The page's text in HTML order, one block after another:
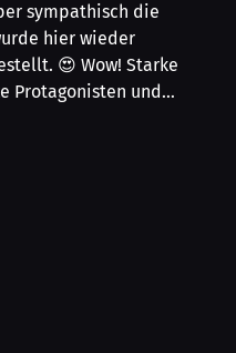
sympathisch die
hier wieder
😍 Wow! Starke
Protagonisten und…